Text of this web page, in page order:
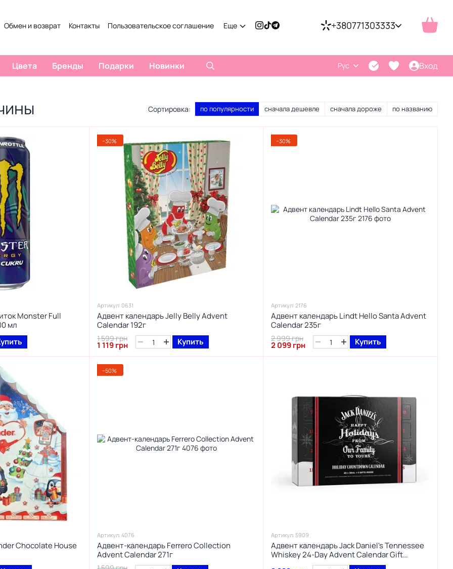
Обмен и возврат Контакты Пользовательское соглашение Еще +380771303333
Цвета Бренды Подарки Новинки Рус Вход
Сортировка: по популярности сначала дешевле сначала дороже по названию
Monster Full
мл
−30%
Артикул: 0631
Адвент календарь Jelly Belly Advent
Calendar 192г
1 599 грн
1 119 грн Купить
−30%
Артикул: 2176
Адвент календарь Lindt Hello Santa Advent
Calendar 235г
2 999 грн
2 099 грн Купить
Chocolate House
−50%
Артикул: 4076
Адвент-календарь Ferrero Collection
Advent Calendar 271г
Артикул: 5909
Адвент календарь Jack Daniel's Tennessee
Whiskey 24-Day Advent Calendar Gift
подарочный набор 20x50 мл.